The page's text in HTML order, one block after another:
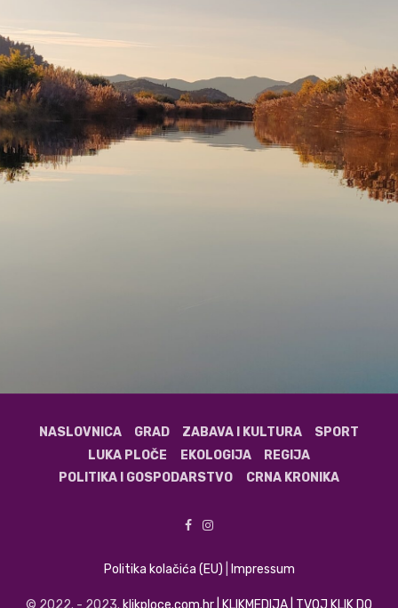
NASLOVNICA GRAD ZABAVA I KULTURA
SPORT
LUKA PLOČE
EKOLOGIJA
REGIJA
POLITIKA I GOSPODARSTVO
CRNA KRONIKA
Politika kolačića (EU) Impressum